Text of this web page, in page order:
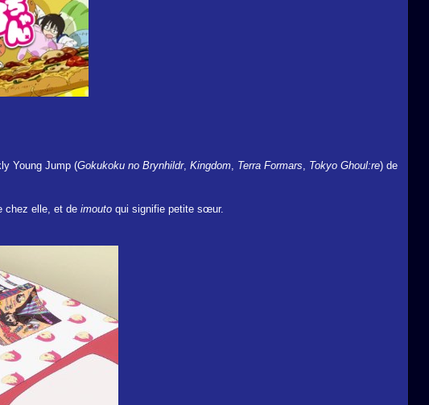
Young Jump (Gokukoku no Brynhildr, Kingdom, Terra Formars, Tokyo Ghoul:re) de
chez elle, et de imouto qui signifie petite sœur.